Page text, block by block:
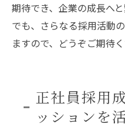
期待でき、企業の成長へ
でも、さらなる採用活動
ますので、どうぞご期待く
正社員採用
ッションを